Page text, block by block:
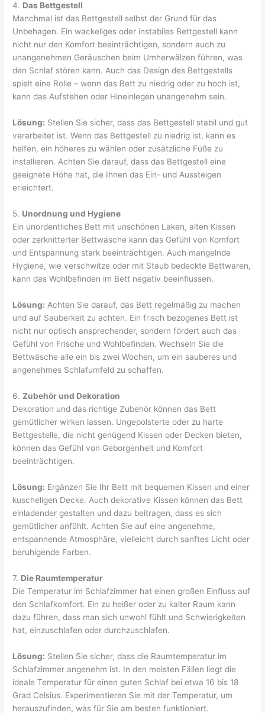
4. Das Bettgestell
Manchmal ist das Bettgestell selbst der Grund für das
Unbehagen. Ein wackeliges oder instabiles Bettgestell kann
nicht nur den Komfort beeinträchtigen, sondern auch zu
unangenehmen Geräuschen beim Umherwälzen führen, was
den Schlaf stören kann. Auch das Design des Bettgestells
spielt eine Rolle – wenn das Bett zu niedrig oder zu hoch ist,
kann das Aufstehen oder Hineinlegen unangenehm sein.
Lösung: Stellen Sie sicher, dass das Bettgestell stabil und gut
verarbeitet ist. Wenn das Bettgestell zu niedrig ist, kann es
helfen, ein höheres zu wählen oder zusätzliche Füße zu
installieren. Achten Sie darauf, dass das Bettgestell eine
geeignete Höhe hat, die Ihnen das Ein- und Aussteigen
erleichtert.
5. Unordnung und Hygiene
Ein unordentliches Bett mit unschönen Laken, alten Kissen
oder zerknitterter Bettwäsche kann das Gefühl von Komfort
und Entspannung stark beeinträchtigen. Auch mangelnde
Hygiene, wie verschwitze oder mit Staub bedeckte Bettwaren,
kann das Wohlbefinden im Bett negativ beeinflussen.
Lösung: Achten Sie darauf, das Bett regelmäßig zu machen
und auf Sauberkeit zu achten. Ein frisch bezogenes Bett ist
nicht nur optisch ansprechender, sondern fördert auch das
Gefühl von Frische und Wohlbefinden. Wechseln Sie die
Bettwäsche alle ein bis zwei Wochen, um ein sauberes und
angenehmes Schlafumfeld zu schaffen.
6.Zubehör und Dekoration
Dekoration und das richtige Zubehör können das Bett
gemütlicher wirken lassen. Ungepolsterte oder zu harte
Bettgestelle, die nicht genügend Kissen oder Decken bieten,
können das Gefühl von Geborgenheit und Komfort
beeinträchtigen.
Lösung: Ergänzen Sie Ihr Bett mit bequemen Kissen und einer
kuscheligen Decke. Auch dekorative Kissen können das Bett
einladender gestalten und dazu beitragen, dass es sich
gemütlicher anfühlt. Achten Sie auf eine angenehme,
entspannende Atmosphäre, vielleicht durch sanftes Licht oder
beruhigende Farben.
7. Die Raumtemperatur
Die Temperatur im Schlafzimmer hat einen großen Einfluss auf
den Schlafkomfort. Ein zu heißer oder zu kalter Raum kann
dazu führen, dass man sich unwohl fühlt und Schwierigkeiten
hat, einzuschlafen oder durchzuschlafen.
Lösung: Stellen Sie sicher, dass die Raumtemperatur im
Schlafzimmer angenehm ist. In den meisten Fällen liegt die
ideale Temperatur für einen guten Schlaf bei etwa 16 bis 18
Grad Celsius. Experimentieren Sie mit der Temperatur, um
herauszufinden, was für Sie am besten funktioniert.